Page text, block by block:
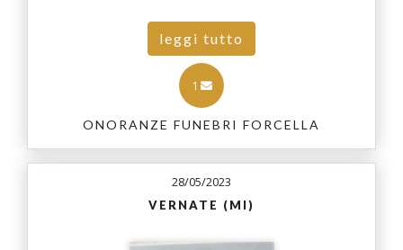
leggi tutto
1
ONORANZE FUNEBRI FORCELLA
28/05/2023
VERNATE (MI)